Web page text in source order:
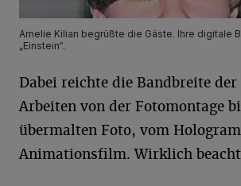
Amelie Kilian begrüßte die Gäste. Ihre digitale
„Einstein“.
Dabei reichte die Bandbreite der
Arbeiten von der Fotomontage
übermalten Foto, vom
Animationsfilm. Wirklich